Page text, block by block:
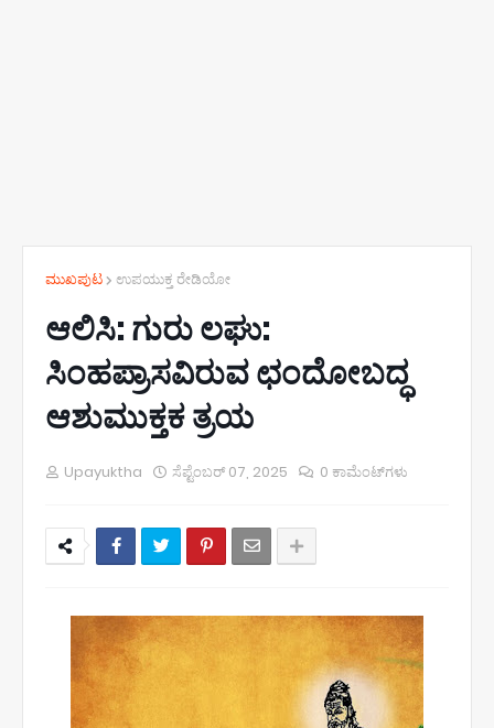
ಮುಖಪುಟ ಉಪಯುಕ್ತ ರೇಡಿಯೋ
ಆಲಿಸಿ: ಗುರು ಲಘು:
ಸಿಂಹಪ್ರಾಸವಿರುವ ಛಂದೋಬದ್ಧ
ಆಶುಮುಕ್ತಕ ತ್ರಯ
Upayuktha ಸೆಪ್ಟೆಂಬರ್ 07, 2025 0 ಕಾಮೆಂಟ್‌ಗಳು